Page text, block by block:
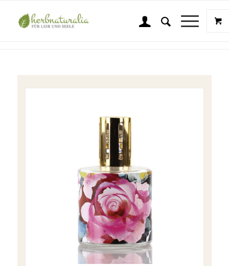
Shop
Sie sind hier: Startseite Wellness & Beauty
Ashleigh & Burwood